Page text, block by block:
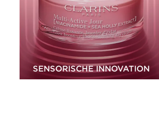
SENSORISCHE INNOVATION